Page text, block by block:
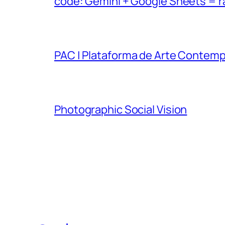
PAC | Plataforma de Arte
Photographic Social Vision